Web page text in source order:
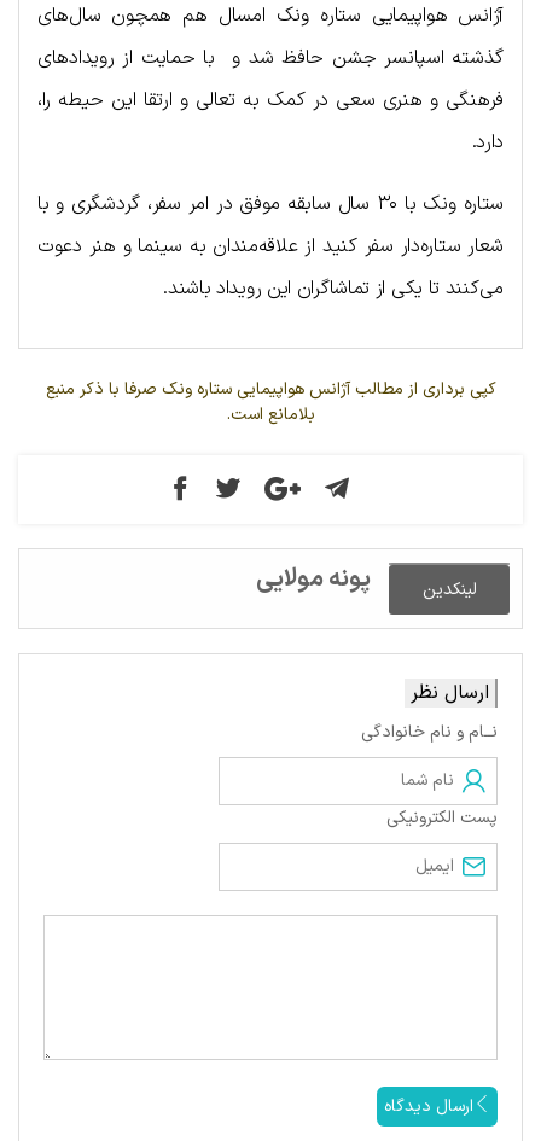
آژانس هواپیمایی ستاره ونک امسال هم همچون سال‌های
گذشته اسپانسر جشن حافظ شد و با حمایت از رویدادهای
فرهنگی و هنری سعی در کمک به تعالی و ارتقا این حیطه را،
دارد.
ستاره ونک با ۳۰ سال سابقه موفق در امر سفر، گردشگری و با
شعار ستاره‌دار سفر کنید از علاقه‌مندان به سینما و هنر دعوت
می‌کنند تا یکی از تماشاگران این رویداد باشند.
کپی برداری از مطالب آژانس هواپیمایی ستاره ونک صرفا با ذکر منبع
بلامانع است.
لینکدین پونه مولایی
ارسال نظر
نــام و نام خانوادگی
پست الکترونیکی
ارسال دیدگاه